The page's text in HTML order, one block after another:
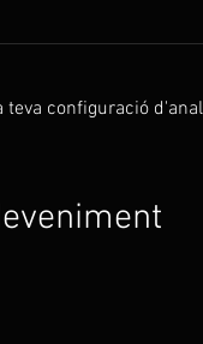
teva configuració